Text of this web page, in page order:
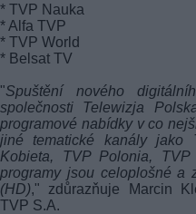
* TVP Nauka
* Alfa TVP
* TVP World
* Belsat TV
"Spuštění nového
společnosti Telewizja
programové nabídky v co
jiné tematické kanály jako
Kobieta, TVP Polonia,
programy jsou celoplošné a
(HD)," zdůrazňuje Marcin
TVP S.A.